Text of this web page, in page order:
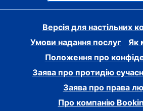
Версія для настільних
Умови надання послуг
Як
Положення про
Заява про протидію
Заява про права
Про компанію